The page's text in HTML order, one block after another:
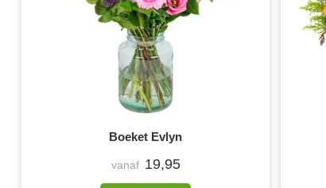
Boeket Evlyn
vanaf 19,95